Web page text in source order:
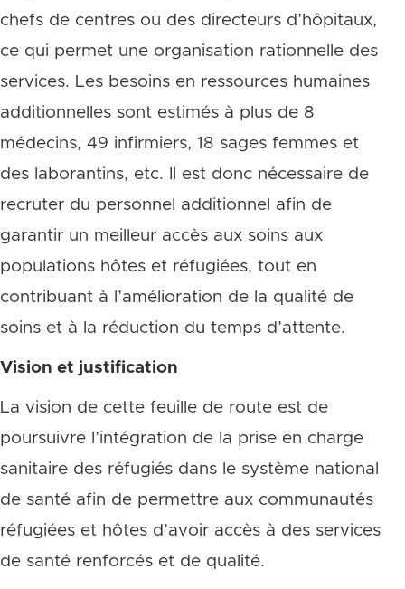
chefs de centres ou des directeurs d’hôpitaux,
ce qui permet une organisation rationnelle des
services. Les besoins en ressources humaines
additionnelles sont estimés à plus de 8
médecins, 49 infirmiers, 18 sages femmes et
des laborantins, etc. Il est donc nécessaire de
recruter du personnel additionnel afin de
garantir un meilleur accès aux soins aux
populations hôtes et réfugiées, tout en
contribuant à l’amélioration de la qualité de
soins et à la réduction du temps d’attente.
Vision et justification
La vision de cette feuille de route est de
poursuivre l’intégration de la prise en charge
sanitaire des réfugiés dans le système national
de santé afin de permettre aux communautés
réfugiées et hôtes d’avoir accès à des services
de santé renforcés et de qualité.